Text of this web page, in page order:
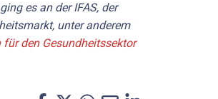
es an der IFAS, der
unter anderem
den Gesundheitssektor